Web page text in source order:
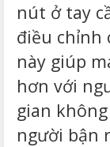
nút ở tay
điều chỉnh
này giúp
hơn với
gian
người bận